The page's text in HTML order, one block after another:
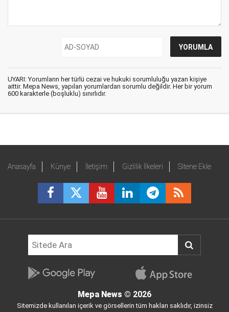
UYARI: Yorumların her türlü cezai ve hukuki sorumluluğu yazan kişiye
aittir. Mepa News, yapılan yorumlardan sorumlu değildir. Her bir yorum
600 karakterle (boşluklu) sınırlıdır.
Anasayfa Künye İletişim Gizlilik İlkeleri Sitene Ekle
Mepa News © 2026
Sitemizde kullanılan içerik ve görsellerin tüm hakları saklıdır, izinsiz